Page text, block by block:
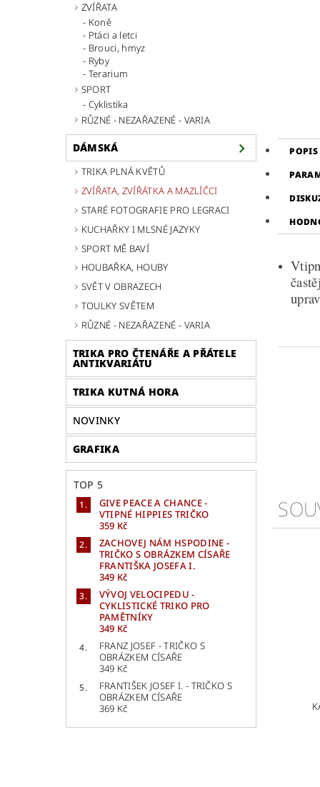
ZVÍŘATA
Koně
Ptáci a letci
Brouci, hmyz
Ryby
Terarium
SPORT
Cyklistika
RŮZNÉ - NEZAŘAZENÉ - VARIA
DÁMSKÁ
TRIKA PLNÁ KVĚTŮ
ZVÍŘATA, ZVÍŘÁTKA A MAZLÍČCI
STARÉ FOTOGRAFIE PRO LEGRACI
KUCHAŘKY I MLSNÉ JAZYKY
SPORT MĚ BAVÍ
HOUBAŘKA, HOUBY
SVĚT V OBRAZECH
TOULKY SVĚTEM
RŮZNÉ - NEZAŘAZENÉ - VARIA
TRIKA PRO ČTENÁŘE A PŘÁTELE
ANTIKVARIÁTU
TRIKA KUTNÁ HORA
NOVINKY
GRAFIKA
TOP 5
GIVE PEACE A CHANCE -
VTIPNÉ HIPPIES TRIČKO
359 Kč
ZACHOVEJ NÁM HSPODINE -
TRIČKO S OBRÁZKEM CÍSAŘE
FRANTIŠKA JOSEFA I.
349 Kč
VÝVOJ VELOCIPEDU -
CYKLISTICKÉ TRIKO PRO
PAMĚTNÍKY
349 Kč
FRANZ JOSEF - TRIČKO S
OBRÁZKEM CÍSAŘE
349 Kč
FRANTIŠEK JOSEF I. - TRIČKO S
OBRÁZKEM CÍSAŘE
369 Kč
POPIS